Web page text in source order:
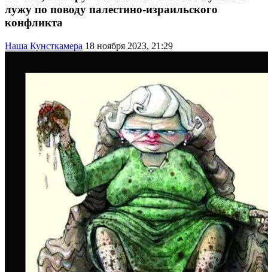
лужу по поводу палестино-израильского
конфликта
Наша Кунсткамера 18 ноября 2023, 21:29